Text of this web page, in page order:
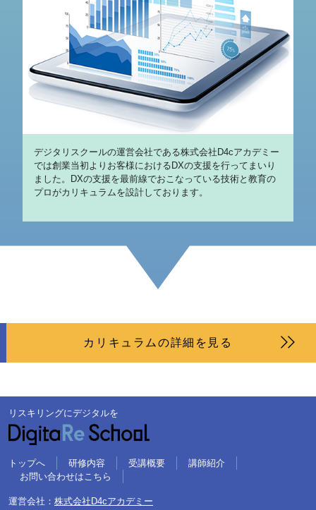
デジタリスクールの運営会社である株式会社D4cアカデミー
では創業当初よりお客様におけるDXの支援を行ってまいり
ました。DXの支援を最前線でおこなっている技術と教育の
プロがカリキュラムを設計しております。
カリキュラムの詳細を見る
リスキリングにデジタルを
トップへ 研修内容 受講概要
講師紹介
お問い合わせはこちら
運営会社： 株式会社D4cアカデミー